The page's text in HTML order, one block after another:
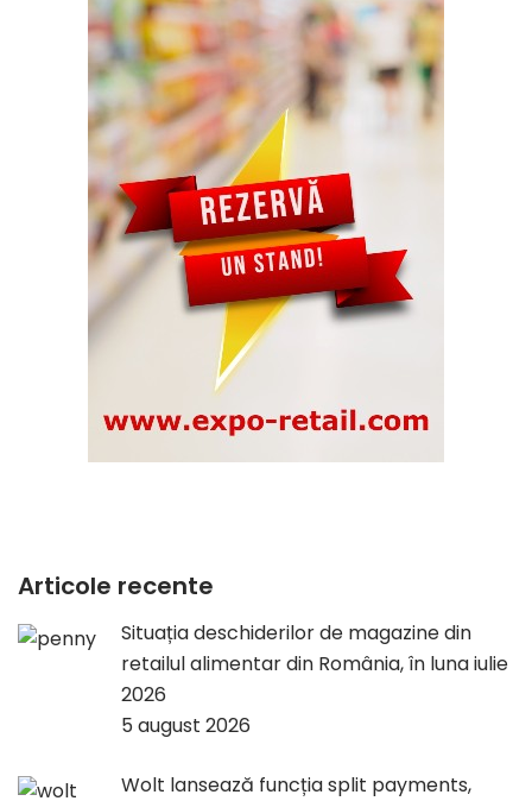
Articole recente
Situația deschiderilor de magazine din
retailul alimentar din România, în luna iulie
2026
5 august 2026
Wolt lansează funcția split payments,